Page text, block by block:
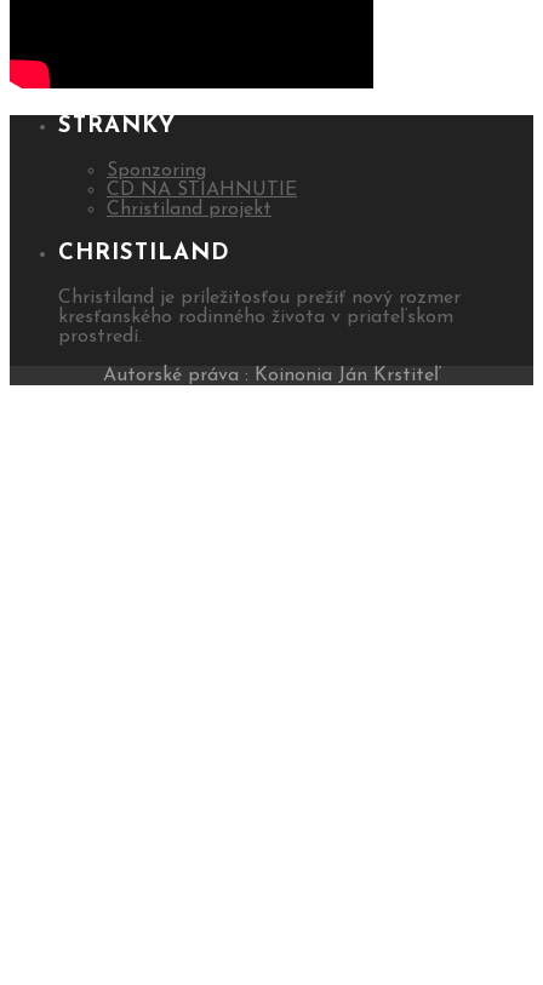
STRÁNKY
Sponzoring
CD NA STIAHNUTIE
Christiland projekt
CHRISTILAND
Christiland je príležitosťou prežiť nový rozmer
kresťanského rodinného života v priateľskom
prostredí.
Autorské práva : Koinonia Ján Krstiteľ